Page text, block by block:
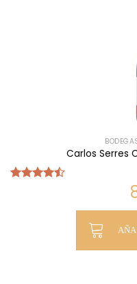
Carlos Serres